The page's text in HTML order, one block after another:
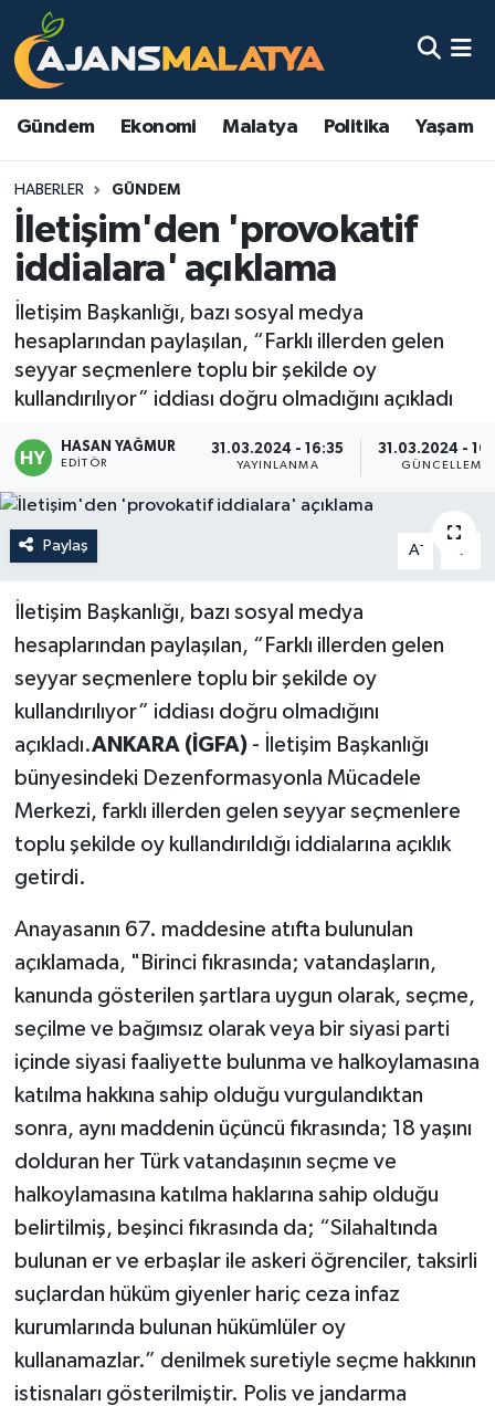
Gündem Ekonomi Malatya Politika Yaşam
HABERLER GÜNDEM
İletişim'den 'provokatif
iddialara' açıklama
İletişim Başkanlığı, bazı sosyal medya
hesaplarından paylaşılan, “Farklı illerden gelen
seyyar seçmenlere toplu bir şekilde oy
kullandırılıyor” iddiası doğru olmadığını açıkladı
HASAN YAĞMUR
EDITÖR
31.03.2024 - 16:35
YAYINLANMA
31.03.2024 -
GÜNCELLEME
Paylaş A- A
İletişim Başkanlığı, bazı sosyal medya
hesaplarından paylaşılan, “Farklı illerden gelen
seyyar seçmenlere toplu bir şekilde oy
kullandırılıyor” iddiası doğru olmadığını
açıkladı.ANKARA (İGFA) - İletişim Başkanlığı
bünyesindeki Dezenformasyonla Mücadele
Merkezi, farklı illerden gelen seyyar seçmenlere
toplu şekilde oy kullandırıldığı iddialarına açıklık
getirdi.
Anayasanın 67. maddesine atıfta bulunulan
açıklamada, "Birinci fıkrasında; vatandaşların,
kanunda gösterilen şartlara uygun olarak, seçme,
seçilme ve bağımsız olarak veya bir siyasi parti
içinde siyasi faaliyette bulunma ve halkoylamasına
katılma hakkına sahip olduğu vurgulandıktan
sonra, aynı maddenin üçüncü fıkrasında; 18 yaşını
dolduran her Türk vatandaşının seçme ve
halkoylamasına katılma haklarına sahip olduğu
belirtilmiş, beşinci fıkrasında da; “Silahaltında
bulunan er ve erbaşlar ile askeri öğrenciler, taksirli
suçlardan hüküm giyenler hariç ceza infaz
kurumlarında bulunan hükümlüler oy
kullanamazlar.” denilmek suretiyle seçme hakkının
istisnaları gösterilmiştir. Polis ve jandarma
Asayiş
Eğitim
Ekonomi
Gündem
Kadın
Politika
Spor
Teknoloji
Malatya Nöbetçi Eczaneler
Malatya Namaz Vakitleri
Malatya Trafik Yoğunluk Haritası
TFF 3.Lig 2.Grup Puan Durumu ve Fikstür
Tüm Manşetler